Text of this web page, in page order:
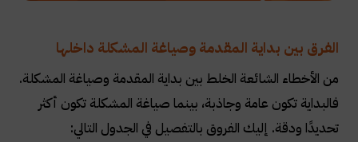
الفرق بين بداية المقدمة وصياغة المشكلة داخلها
من الأخطاء الشائعة الخلط بين بداية المقدمة وصياغة المشكلة.
فالبداية تكون عامة وجاذبة، بينما صياغة المشكلة تكون أكثر
تحديدًا ودقة. إليك الفروق بالتفصيل في الجدول التالي: